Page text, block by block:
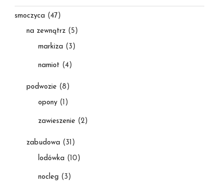
smoczyca (47)
na zewnątrz (5)
markiza (3)
namiot (4)
podwozie (8)
opony (1)
zawieszenie (2)
zabudowa (31)
lodówka (10)
nocleg (3)